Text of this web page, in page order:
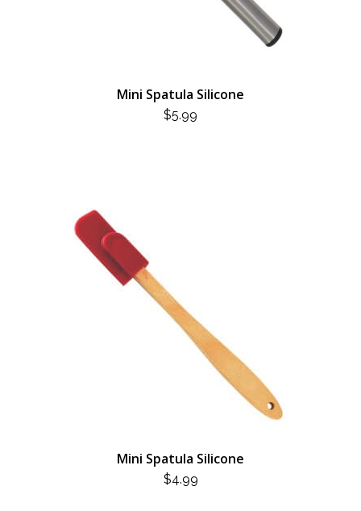
Mini Spatula Silicone
$5.99
Mini Spatula Silicone
$4.99